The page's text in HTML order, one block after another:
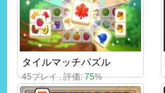
タイルマッチパズル
45プレイ . 評価:75%